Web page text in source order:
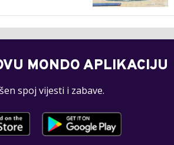
MONDO APLIKACIJU
spoj vijesti i zabave.